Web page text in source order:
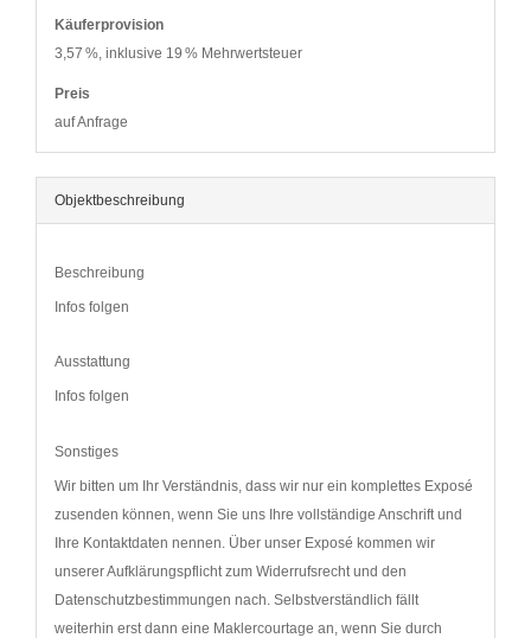
Käufer­provision
3,57 %, inklusive 19 % Mehrwertsteuer
Preis
auf Anfrage
Objekt­beschreibung
Beschreibung
Infos folgen
Ausstattung
Infos folgen
Sonstiges
Wir bitten um Ihr Verständnis, dass wir nur ein komplettes Exposé
zusenden können, wenn Sie uns Ihre vollständige Anschrift und
Ihre Kontaktdaten nennen. Über unser Exposé kommen wir
unserer Aufklärungspflicht zum Widerrufsrecht und den
Datenschutzbestimmungen nach. Selbstverständlich fällt
weiterhin erst dann eine Maklercourtage an, wenn Sie durch